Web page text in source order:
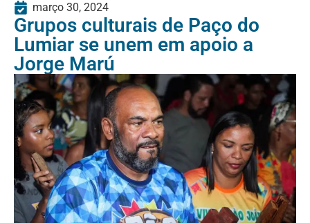
março 30, 2024
Grupos culturais de Paço do
Lumiar se unem em apoio a
Jorge Marú